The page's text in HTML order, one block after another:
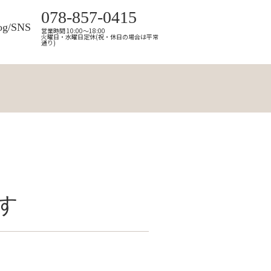
SNS
078-857-0415
営業時間 10:00～18:00
火曜日・水曜日定休(祝・休日の場合は平常
通り)